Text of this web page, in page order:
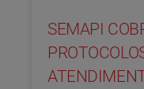
SEMAPI